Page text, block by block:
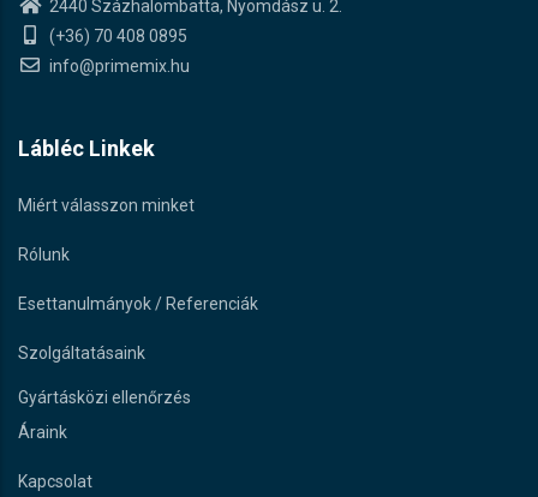
2440 Százhalombatta, Nyomdász u. 2.
(+36) 70 408 0895
info@primemix.hu
Lábléc Linkek
Miért válasszon minket
Rólunk
Esettanulmányok / Referenciák
Szolgáltatásaink
Gyártásközi ellenőrzés
Áraink
Kapcsolat